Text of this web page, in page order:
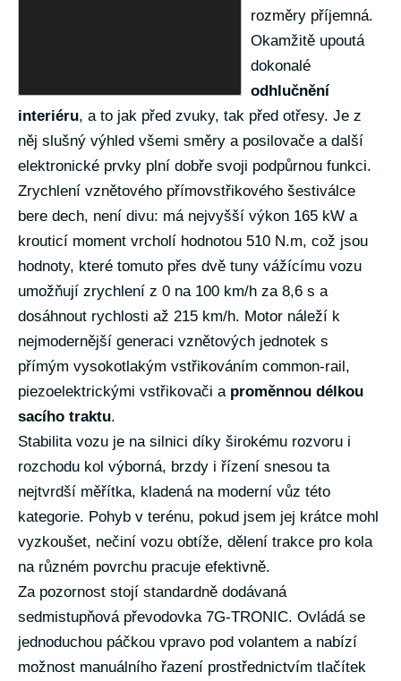
rozměry příjemná.
Okamžitě upoutá
dokonalé
odhlučnění
interiéru, a to jak před zvuky, tak před otřesy. Je z
něj slušný výhled všemi směry a posilovače a další
elektronické prvky plní dobře svoji podpůrnou funkci.
Zrychlení vznětového přímovstřikového šestiválce
bere dech, není divu: má nejvyšší výkon 165 kW a
krouticí moment vrcholí hodnotou 510 N.m, což jsou
hodnoty, které tomuto přes dvě tuny vážícímu vozu
umožňují zrychlení z 0 na 100 km/h za 8,6 s a
dosáhnout rychlosti až 215 km/h. Motor náleží k
nejmodernější generaci vznětových jednotek s
přímým vysokotlakým vstřikováním common-rail,
piezoelektrickými vstřikovači a proměnnou délkou
sacího traktu.
Stabilita vozu je na silnici díky širokému rozvoru i
rozchodu kol výborná, brzdy i řízení snesou ta
nejtvrdší měřítka, kladená na moderní vůz této
kategorie. Pohyb v terénu, pokud jsem jej krátce mohl
vyzkoušet, nečiní vozu obtíže, dělení trakce pro kola
na různém povrchu pracuje efektivně.
Za pozornost stojí standardně dodávaná
sedmistupňová převodovka 7G-TRONIC. Ovládá se
jednoduchou páčkou vpravo pod volantem a nabízí
možnost manuálního řazení prostřednictvím tlačítek